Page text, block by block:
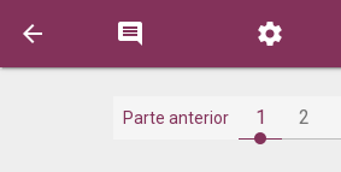
  
Parte anterior 1 2